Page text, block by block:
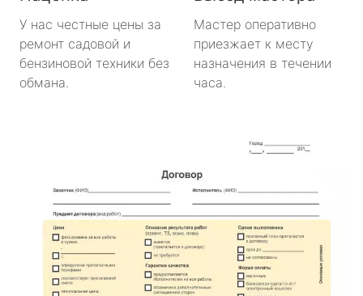
У нас честные цены за
ремонт садовой и
бензиновой техники без
обмана.
Мастер оперативно
приезжает к месту
назначения в течении
часа.